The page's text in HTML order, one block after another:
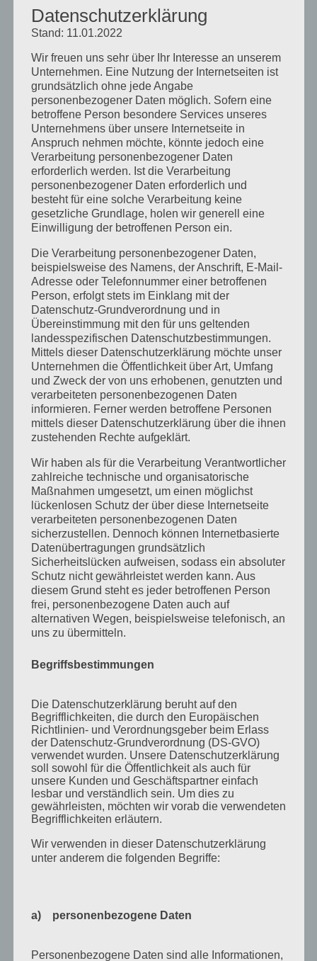
wir Kontakt zu unseren Teilnehmern aufbauen,
damit das Englisch Lernen in einer vertrauten
Umgebung stattfinden kann. Damit das
Englisch lernen Spaß macht. Unser Camp
funktioniert nicht kontaktlos. Ich könnte mir
zwar ein...
« Ältere Einträge Nächste Einträge »
Neueste Beiträge
Schulcamps unter dem Motto: American vs.
Britsh English
Unser Camp macht Pause
Unser Englischcamp Team stellt sich vor – Kyle
Barry
Herbstcamp im Indian Summer
Unser Rivers and Lakes Camp
Neueste Kommentare
Katrin JostzuKletterwald auf Englisch
Christine Neuhaus
zu
Kletterwald auf Englisch
WiebkezuEaster camp summary from our
Senior boys!
Katrin JostzuEaster camp summary from our
Senior boys!
WiebkezuEaster camp summary from our
Senior boys!
Archiv
September 2021
Februar 2021
September 2020
August 2020
Juli 2020
Juni 2020
Mai 2020
April 2020
März 2020
April 2019
Datenschutzerklärung
Stand: 11.01.2022
Wir freuen uns sehr über Ihr Interesse an unserem
Unternehmen. Eine Nutzung der Internetseiten ist
grundsätzlich ohne jede Angabe
personenbezogener Daten möglich. Sofern eine
betroffene Person besondere Services unseres
Unternehmens über unsere Internetseite in
Anspruch nehmen möchte, könnte jedoch eine
Verarbeitung personenbezogener Daten
erforderlich werden. Ist die Verarbeitung
personenbezogener Daten erforderlich und
besteht für eine solche Verarbeitung keine
gesetzliche Grundlage, holen wir generell eine
Einwilligung der betroffenen Person ein.
Die Verarbeitung personenbezogener Daten,
beispielsweise des Namens, der Anschrift, E-Mail-
Adresse oder Telefonnummer einer betroffenen
Person, erfolgt stets im Einklang mit der
Datenschutz-Grundverordnung und in
Übereinstimmung mit den für uns geltenden
landesspezifischen Datenschutzbestimmungen.
Mittels dieser Datenschutzerklärung möchte unser
Unternehmen die Öffentlichkeit über Art, Umfang
und Zweck der von uns erhobenen, genutzten und
verarbeiteten personenbezogenen Daten
informieren. Ferner werden betroffene Personen
mittels dieser Datenschutzerklärung über die ihnen
zustehenden Rechte aufgeklärt.
Wir haben als für die Verarbeitung Verantwortlicher
zahlreiche technische und organisatorische
Maßnahmen umgesetzt, um einen möglichst
lückenlosen Schutz der über diese Internetseite
verarbeiteten personenbezogenen Daten
sicherzustellen. Dennoch können Internetbasierte
Datenübertragungen grundsätzlich
Sicherheitslücken aufweisen, sodass ein absoluter
Schutz nicht gewährleistet werden kann. Aus
diesem Grund steht es jeder betroffenen Person
frei, personenbezogene Daten auch auf
alternativen Wegen, beispielsweise telefonisch, an
uns zu übermitteln.
Begriffsbestimmungen
Die Datenschutzerklärung beruht auf den
Begrifflichkeiten, die durch den Europäischen
Richtlinien- und Verordnungsgeber beim Erlass
der Datenschutz-Grundverordnung (DS-GVO)
verwendet wurden. Unsere Datenschutzerklärung
soll sowohl für die Öffentlichkeit als auch für
unsere Kunden und Geschäftspartner einfach
lesbar und verständlich sein. Um dies zu
gewährleisten, möchten wir vorab die verwendeten
Begrifflichkeiten erläutern.
Wir verwenden in dieser Datenschutzerklärung
unter anderem die folgenden Begriffe:
a) personenbezogene Daten
Personenbezogene Daten sind alle Informationen,